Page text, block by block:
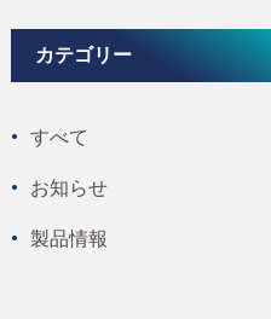
カテゴリー
すべて
お知らせ
製品情報